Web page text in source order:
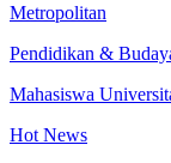
Metropolitan
Pendidikan &
Mahasiswa
Hot News